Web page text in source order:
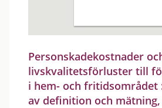
Personskadekostnader
livskvalitetsförluster till
i hem- och fritidsområdet
av definition och